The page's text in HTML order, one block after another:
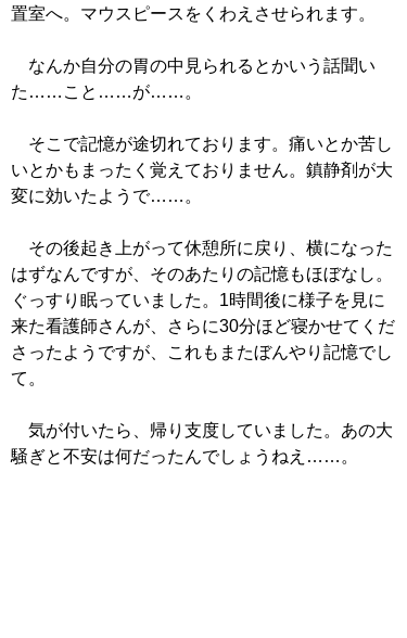
置室へ。マウスピースをくわえさせられます。
なんか自分の胃の中見られるとかいう話聞い
た……こと……が……。
そこで記憶が途切れております。痛いとか苦し
いとかもまったく覚えておりません。鎮静剤が大
変に効いたようで……。
その後起き上がって休憩所に戻り、横になった
はずなんですが、そのあたりの記憶もほぼなし。
ぐっすり眠っていました。1時間後に様子を見に
来た看護師さんが、さらに30分ほど寝かせてくだ
さったようですが、これもまたぼんやり記憶でし
て。
気が付いたら、帰り支度していました。あの大
騒ぎと不安は何だったんでしょうねえ……。